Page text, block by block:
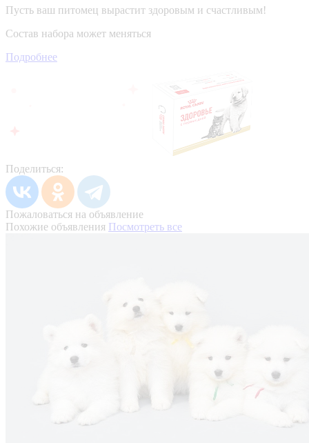
Пусть ваш питомец вырастит здоровым и счастливым!
Состав набора может меняться
Подробнее
Поделиться:
Пожаловаться на объявление
Похожие объявления Посмотреть все